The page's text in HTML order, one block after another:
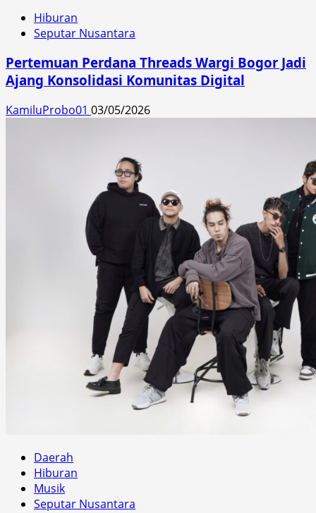
Hiburan
Seputar Nusantara
Pertemuan Perdana Threads Wargi Bogor Jadi
Ajang Konsolidasi Komunitas Digital
KamiluProbo01 03/05/2026
Daerah
Hiburan
Musik
Seputar Nusantara